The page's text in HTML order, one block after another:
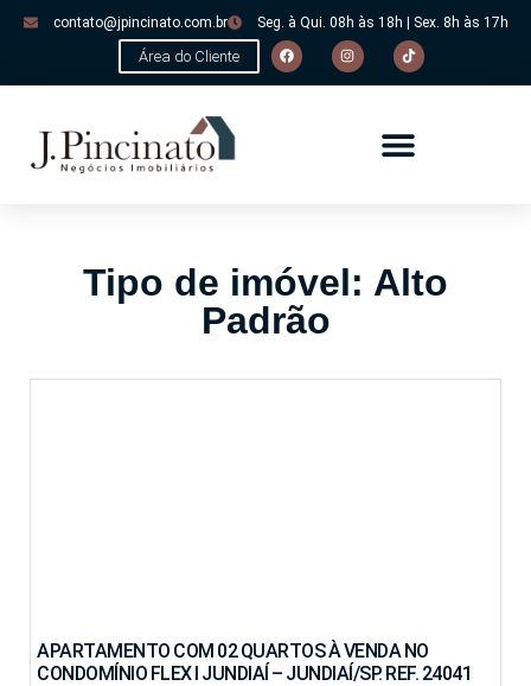
contato@jpincinato.com.br Seg. à Qui. 08h às 18h | Sex. 8h às 17h
Área do Cliente
Tipo de imóvel: Alto
Padrão
APARTAMENTO COM 02 QUARTOS À VENDA NO
CONDOMÍNIO FLEX I JUNDIAÍ – JUNDIAÍ/SP. REF. 24041